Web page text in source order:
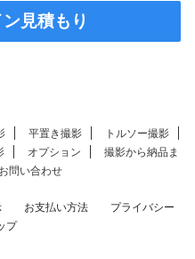
見積もり
平置き撮影
トルソー撮影
オプション
撮影から納品ま
お問い合わせ
お支払い方法
プライバシー
プ